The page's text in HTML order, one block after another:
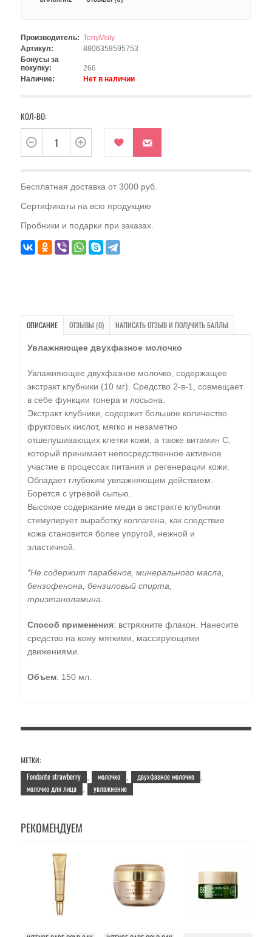
Производитель: TonyMoly
Артикул:
8806358595753
Бонусы за
покупку:
266
Наличие:
Нет в наличии
КОЛ-ВО:
Бесплатная доставка от 3000 руб.
Сертификаты на всю продукцию
Пробники и подарки при заказах.
ОПИСАНИЕ ОТЗЫВЫ (0) НАПИСАТЬ ОТЗЫВ И ПОЛУЧИТЬ БАЛЛЫ
Увлажняющее двухфазное молочко
Увлажняющее двухфазное молочко, содержащее
экстракт клубники (10 мг). Средство 2-в-1, совмещает
в себе функции тонера и лосьона.
Экстракт клубники, содержит большое количество
фруктовых кислот, мягко и незаметно
отшелушивающих клетки кожи, а также витамин С,
который принимает непосредственное активное
участие в процессах питания и регенерации кожи.
Обладает глубоким увлажняющим действием.
Борется с угревой сыпью.
Высокое содержание меди в экстракте клубники
стимулирует выработку коллагена, как следствие
кожа становится более упругой, нежной и
эластичной.
*Не содержит парабенов, минерального масла,
бензофенона, бензиловый спирта,
триэтаноламина.
Способ применения: встряхните флакон. Нанесите
средство на кожу мягкими, массирующими
движениями.
Объем: 150 мл.
МЕТКИ:
Fondante strawberry
молочко двухфазное молочко
молочко для лица увлажнение
РЕКОМЕНДУЕМ